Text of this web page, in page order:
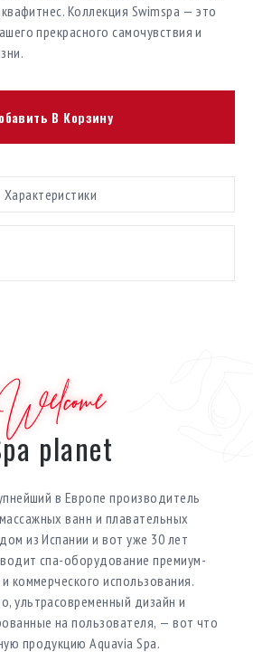
Коллекция Swimspa — это
прекрасного самочувствия и
В Корзину
Характеристики
planet
в Европе производитель
ванн и плавательных
из Испании и вот уже 30 лет
спа-оборудование премиум-
коммерческого использования.
ультрасовременный дизайн и
на пользователя, — вот что
продукцию Aquavia Spa.